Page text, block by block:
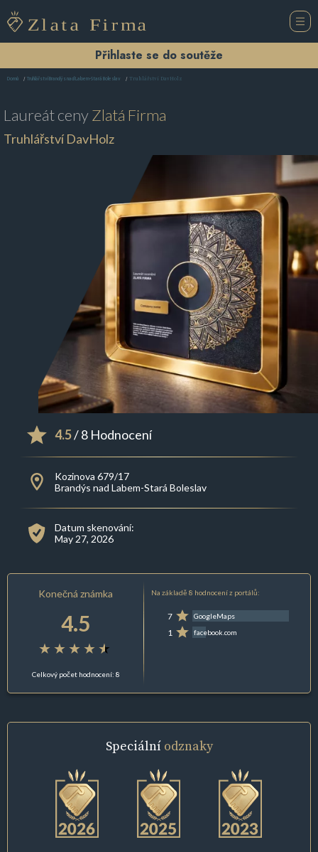
Přihlaste se do soutěže
Domů Truhlářství Brandýs nad Labem-Stará Boleslav Truhlářství DavHolz
Laureát cenyZlatá Firma
Truhlářství DavHolz
4.5/ 8 Hodnocení
Kozinova 679/17
Brandýs nad Labem-Stará Boleslav
Datum skenování:
May 27, 2026
Konečná známka
4.5
Celkový počet hodnocení: 8
Na základě 8 hodnocení z portálů:
7 GoogleMaps
1 facebook.com
Speciální odznaky